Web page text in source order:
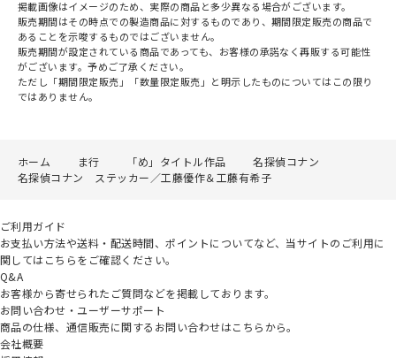
掲載画像はイメージのため、実際の商品と多少異なる場合がございます。
販売期間はその時点での製造商品に対するものであり、期間限定販売の商品で
あることを示唆するものではございません。
販売期間が設定されている商品であっても、お客様の承諾なく再販する可能性
がございます。予めご了承ください。
ただし「期間限定販売」「数量限定販売」と明示したものについてはこの限り
ではありません。
ホーム ま行 「め」タイトル作品
名探偵コナン
名探偵コナン ステッカー／工藤優作＆工藤有希子
ご利用ガイド
お支払い方法や送料・配送時間、ポイントについてなど、当サイトのご利用に
関してはこちらをご確認ください。
Q&A
お客様から寄せられたご質問などを掲載しております。
お問い合わせ・ユーザーサポート
商品の仕様、通信販売に関するお問い合わせはこちらから。
会社概要